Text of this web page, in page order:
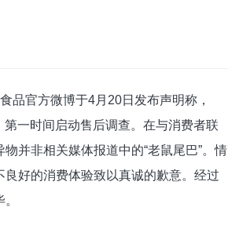
品官方微博于4月20日发布声明称，
一时间启动售后调查。在与消费者联
并非相关媒体报道中的“老鼠尾巴”。情
好的消费体验致以真诚的歉意。经过